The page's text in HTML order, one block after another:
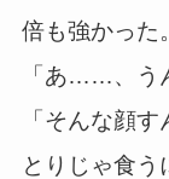
倍も強かった。
「あ……、う
「そんな顔
とりじゃ食う